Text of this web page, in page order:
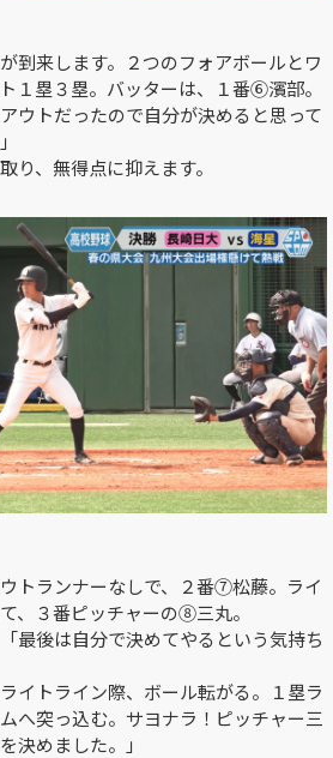
到来します。２つのフォアボールとワ
１塁３塁。バッターは、１番⑥濱部。
ウトだったので自分が決めると思って
り、無得点に抑えます。
トランナーなしで、２番⑦松藤。ライ
、３番ピッチャーの⑧三丸。
最後は自分で決めてやるという気持ち
イトライン際、ボール転がる。１塁ラ
へ突っ込む。サヨナラ！ピッチャー三
決めました。」